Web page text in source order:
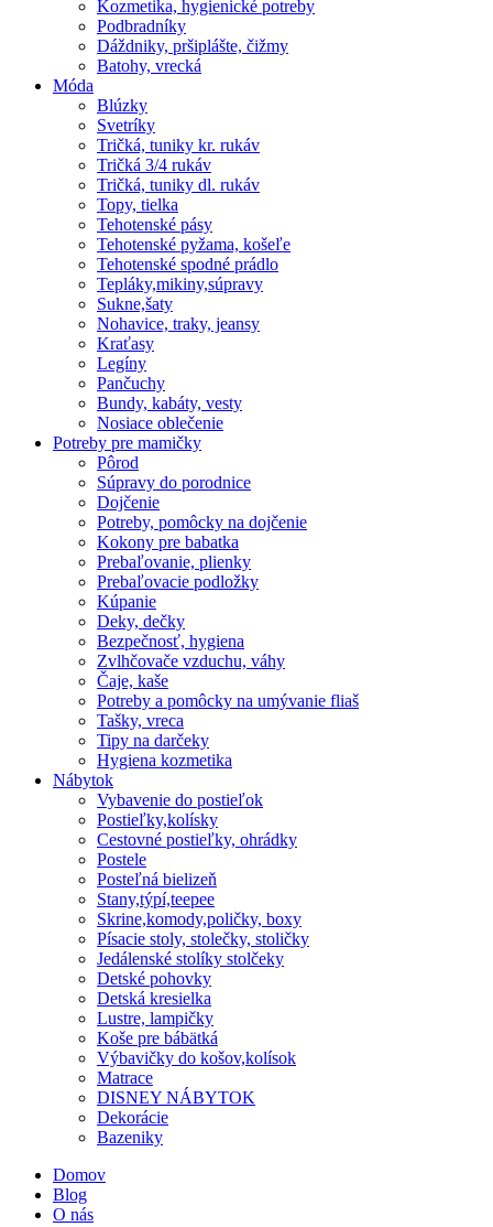
Kozmetika, hygienické potreby
Podbradníky
Dáždniky, pršiplášte, čižmy
Batohy, vrecká
Móda
Blúzky
Svetríky
Tričká, tuniky kr. rukáv
Tričká 3/4 rukáv
Tričká, tuniky dl. rukáv
Topy, tielka
Tehotenské pásy
Tehotenské pyžama, košeľe
Tehotenské spodné prádlo
Tepláky,mikiny,súpravy
Sukne,šaty
Nohavice, traky, jeansy
Kraťasy
Legíny
Pančuchy
Bundy, kabáty, vesty
Nosiace oblečenie
Potreby pre mamičky
Pôrod
Súpravy do porodnice
Dojčenie
Potreby, pomôcky na dojčenie
Kokony pre babatka
Prebaľovanie, plienky
Prebaľovacie podložky
Kúpanie
Deky, dečky
Bezpečnosť, hygiena
Zvlhčovače vzduchu, váhy
Čaje, kaše
Potreby a pomôcky na umývanie fliaš
Tašky, vreca
Tipy na darčeky
Hygiena kozmetika
Nábytok
Vybavenie do postieľok
Postieľky,kolísky
Cestovné postieľky, ohrádky
Postele
Posteľná bielizeň
Stany,týpí,teepee
Skrine,komody,poličky, boxy
Písacie stoly, stolečky, stoličky
Jedálenské stolíky stolčeky
Detské pohovky
Detská kresielka
Lustre, lampičky
Koše pre bábätká
Výbavičky do košov,kolísok
Matrace
DISNEY NÁBYTOK
Dekorácie
Bazeniky
Domov
Blog
O nás